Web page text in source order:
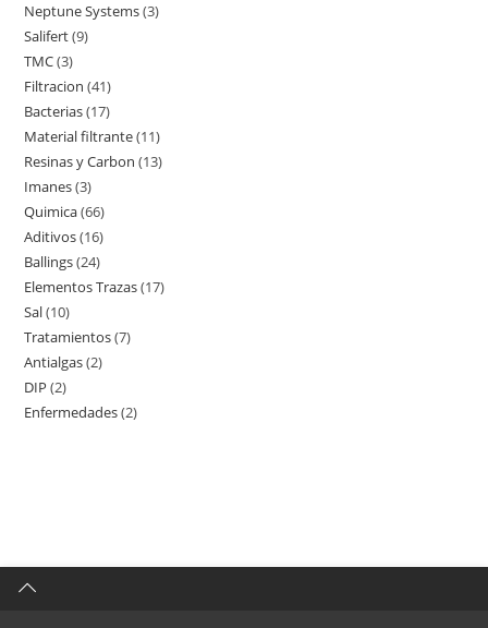
productos
Neptune Systems 33
Salifert 99
TMC 33
productos
Filtracion 4141
productos
Bacterias 1717
productos
Material filtrante 1111
productos
Resinas y Carbon 1313
Imanes 33
productos
Quimica 6666
productos
Aditivos 1616
productos
Ballings 2424
productos
Elementos Trazas 1717
Sal 1010
productos
Tratamientos 77
Antialgas 22
DIP 22
productos
Enfermedades 22